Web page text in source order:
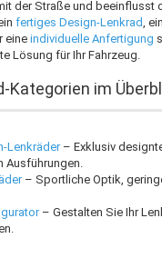
der Straße und beeinflusst
fertiges Design-Lenkrad ,
eineindividuelle Anfertigung
Lösung für Ihr Fahrzeug.
Kategorien im
Lenkräder– Exklusiv
Ausführungen.
– Sportliche Optik,
– Gestalten Sie Ihr